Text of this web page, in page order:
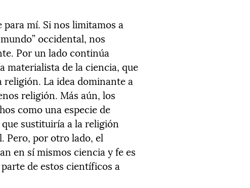
mí. Si nos limitamos a
occidental, nos
Por un lado continúa
materialista de la ciencia, que
La idea dominante a
religión. Más aún, los
como una especie de
sustituiría a la religión
Pero, por otro lado, el
en sí mismos ciencia y fe es
de estos científicos a